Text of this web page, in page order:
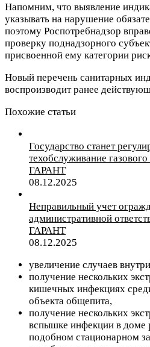
Напомним, что выявление
указывать на нарушение
поэтому Роспотребнадзор
проверку поднадзорного
присвоенной ему категории
Новый перечень санитарных
воспроизводит ранее
Похожие статьи
Государство станет
техобслуживание
ГАРАНТ
08.12.2025
Неправильный учет
административной
ГАРАНТ
08.12.2025
увеличение случаев
получение нескольких
кишечных инфекциях
объекта общепита,
получение нескольких
вспышке инфекции в
подобном стационарном